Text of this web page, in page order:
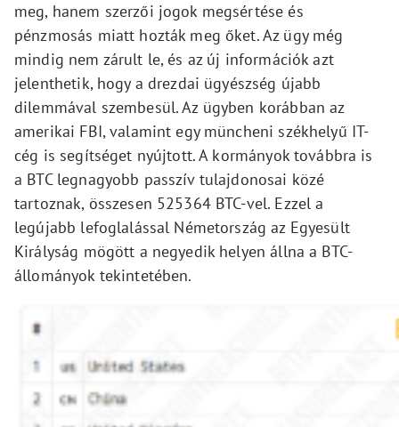
meg, hanem szerzői jogok megsértése és
pénzmosás miatt hozták meg őket. Az ügy még
mindig nem zárult le, és az új információk azt
jelenthetik, hogy a drezdai ügyészség újabb
dilemmával szembesül. Az ügyben korábban az
amerikai FBI, valamint egy müncheni székhelyű IT-
cég is segítséget nyújtott. A kormányok továbbra is
a BTC legnagyobb passzív tulajdonosai közé
tartoznak, összesen 525364 BTC-vel. Ezzel a
legújabb lefoglalással Németország az Egyesült
Királyság mögött a negyedik helyen állna a BTC-
állományok tekintetében.